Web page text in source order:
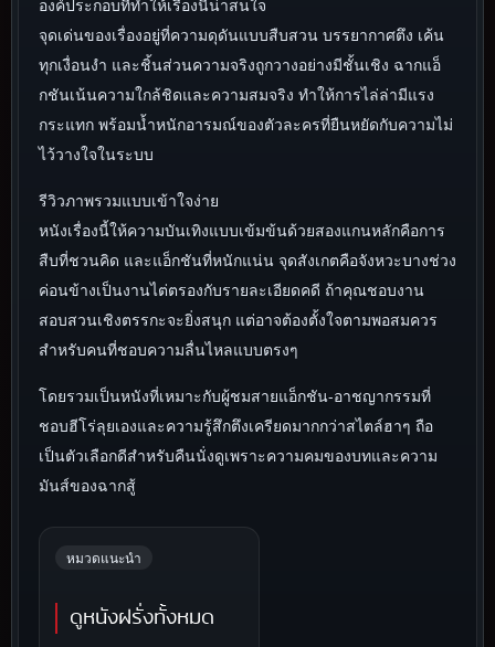
องค์ประกอบที่ทำให้เรื่องนี้น่าสนใจ
จุดเด่นของเรื่องอยู่ที่ความดุดันแบบสืบสวน บรรยากาศตึง เค้น
ทุกเงื่อนงำ และชิ้นส่วนความจริงถูกวางอย่างมีชั้นเชิง ฉากแอ็
กชันเน้นความใกล้ชิดและความสมจริง ทำให้การไล่ล่ามีแรง
กระแทก พร้อมน้ำหนักอารมณ์ของตัวละครที่ยืนหยัดกับความไม่
ไว้วางใจในระบบ
รีวิวภาพรวมแบบเข้าใจง่าย
หนังเรื่องนี้ให้ความบันเทิงแบบเข้มข้นด้วยสองแกนหลักคือการ
สืบที่ชวนคิด และแอ็กชันที่หนักแน่น จุดสังเกตคือจังหวะบางช่วง
ค่อนข้างเป็นงานไต่ตรองกับรายละเอียดคดี ถ้าคุณชอบงาน
สอบสวนเชิงตรรกะจะยิ่งสนุก แต่อาจต้องตั้งใจตามพอสมควร
สำหรับคนที่ชอบความลื่นไหลแบบตรงๆ
โดยรวมเป็นหนังที่เหมาะกับผู้ชมสายแอ็กชัน-อาชญากรรมที่
ชอบฮีโร่ลุยเองและความรู้สึกตึงเครียดมากกว่าสไตล์ฮาๆ ถือ
เป็นตัวเลือกดีสำหรับคืนนั่งดูเพราะความคมของบทและความ
มันส์ของฉากสู้
หมวดแนะนำ
ดูหนังฝรั่งทั้งหมด